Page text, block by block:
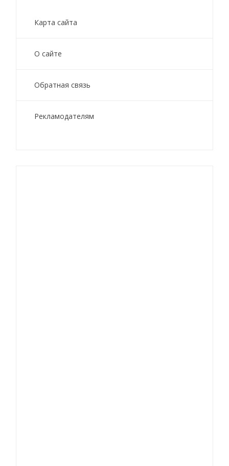
Карта сайта
О сайте
Обратная связь
Рекламодателям